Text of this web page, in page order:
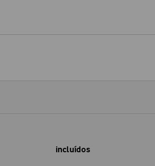
incluídos